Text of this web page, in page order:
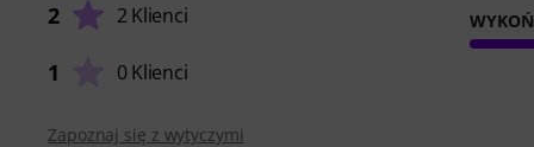
2 2 Klienci
1 0 Klienci
Zapoznaj się z wytyczymi